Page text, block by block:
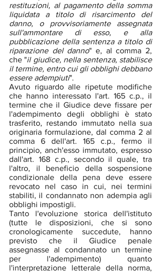
restituzioni, al pagamento della somma
liquidata a titolo di risarcimento del
danno, o provvisoriamente assegnata
sull'ammontare di esso, e alla
pubblicazione della sentenza a titolo di
riparazione del danno" e, al comma 2,
che "il giudice, nella sentenza, stabilisce
il termine, entro cui gli obblighi debbano
essere adempiuti".
Avuto riguardo alle ripetute modifiche
che hanno interessato l'art. 165 c.p., il
termine che il Giudice deve fissare per
l'adempimento degli obblighi è stato
trasferito, restando immutato nella sua
originaria formulazione, dal comma 2 al
comma 6 dell'art. 165 c.p., fermo il
principio, anch'esso immutato, espresso
dall'art. 168 c.p., secondo il quale, tra
l'altro, il beneficio della sospensione
condizionale della pena deve essere
revocato nel caso in cui, nei termini
stabiliti, il condannato non adempia agli
obblighi impostigli.
Tanto l'evoluzione storica dell'istituto
(tutte le disposizioni, che si sono
cronologicamente succedute, hanno
previsto che il Giudice penale
assegnasse al condannato un termine
per l'adempimento) quanto
l'interpretazione letterale della norma,